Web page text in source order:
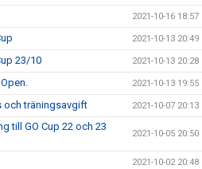
2021-10-16 18:57
2021-10-13 20:49
23/10 2021-10-13 20:28
2021-10-13 19:55
och träningsavgift 2021-10-07 20:13
till GO Cup 22 och 23
2021-10-05 20:50
2021-10-02 20:48